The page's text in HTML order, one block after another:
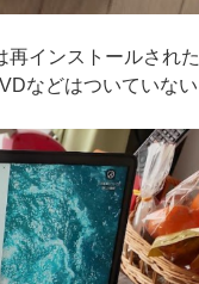
再インストールされた
などはついていない